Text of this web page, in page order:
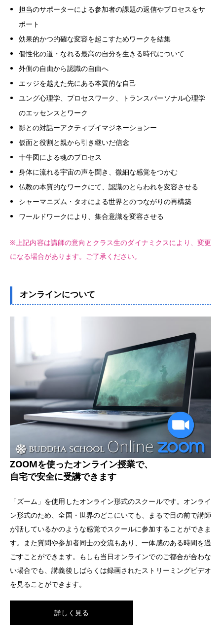
担当のサポーターによる参加者の課題の返信やプロセスをサ
ポート
効果的かつ的確な変容を起こすためワークを結集
個性化の道・なれる最高の自分を生きる時代について
外側の自由から認識の自由へ
エッジを越えた先にある本質的な自己
ユング心理学、プロセスワーク、トランスパーソナル心理学
のエッセンスとワーク
影との対話ーアクティブイマジネーションー
仮面と役割と親から引き継いだ信念
十牛図による魂のプロセス
身体に流れる宇宙の声を聞き、微細な感覚をつかむ
仏教の本質的なワークにて、認識のとらわれを変容させる
シャーマニズム・タオによる世界とのつながりの再構築
ワールドワークにより、集合意識を変容させる
※上記内容は講師の意向とクラス生のダイナミクスにより、変更
になる場合があります。ご了承ください。
オンラインについて
ZOOMを使ったオンライン授業で、
自宅で安全に受講できます
「ズーム」を使用したオンライン形式のスクールです。オンライ
ン形式のため、全国・世界のどこにいても、まるで目の前で講師
が話しているかのような感覚でスクールに参加することができま
す。また質問や参加者同士の交流もあり、一体感のある時間を過
ごすことができます。もしも当日オンラインでのご都合が合わな
い場合でも、講義後しばらくは録画されたストリーミングビデオ
を見ることができます。
詳しく見る